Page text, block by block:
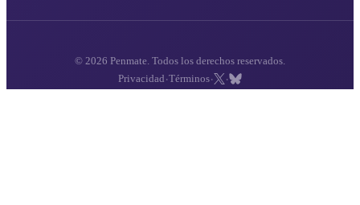
© 2026 Penmate. Todos los derechos reservados.
Privacidad ·Términos· ·